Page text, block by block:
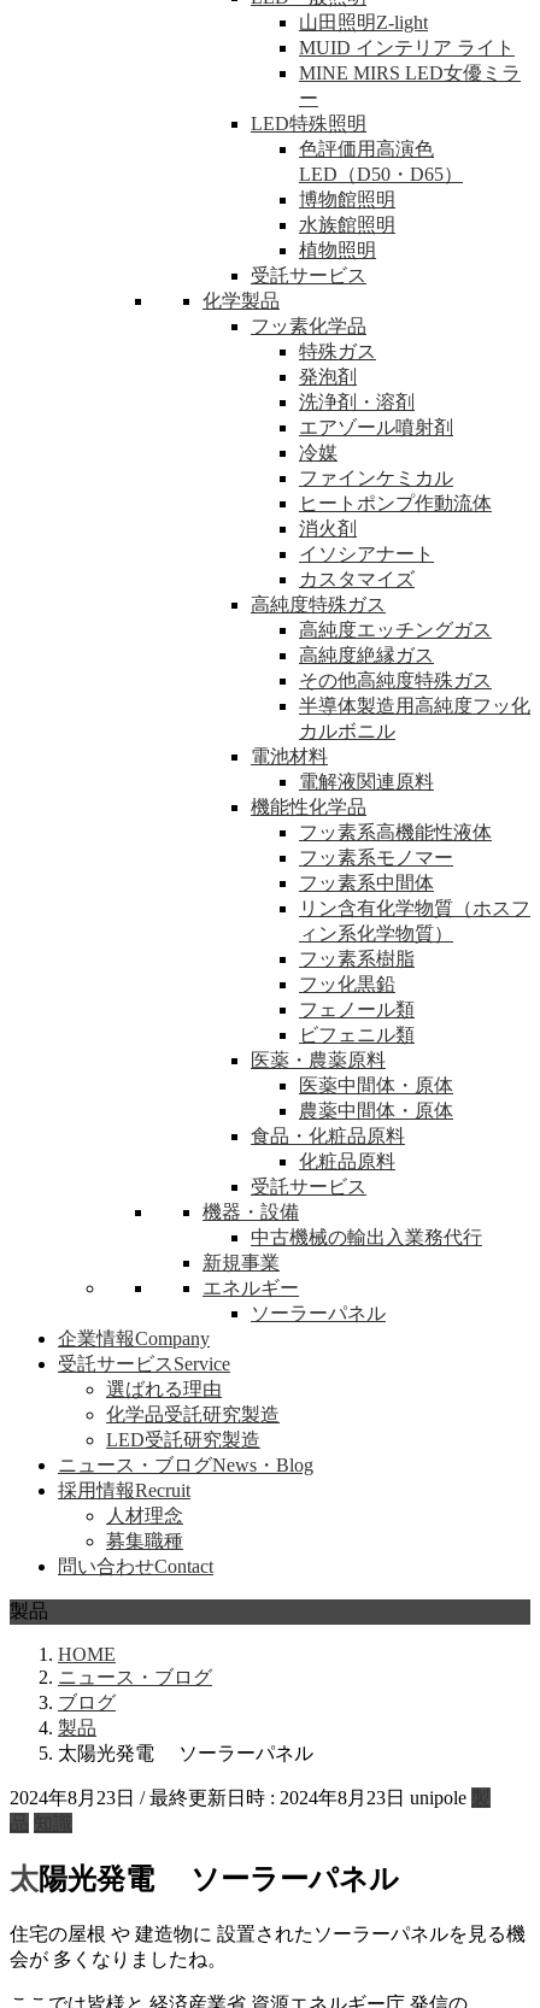
山田照明Z-light
MUID インテリア ライト
MINE MIRS LED女優ミラ
ー
LED特殊照明
色評価用高演色
LED（D50・D65）
博物館照明
水族館照明
植物照明
受託サービス
化学製品
フッ素化学品
特殊ガス
発泡剤
洗浄剤・溶剤
エアゾール噴射剤
冷媒
ファインケミカル
ヒートポンプ作動流体
消火剤
イソシアナート
カスタマイズ
高純度特殊ガス
高純度エッチングガス
高純度絶縁ガス
その他高純度特殊ガス
半導体製造用高純度フッ化
カルボニル
電池材料
電解液関連原料
機能性化学品
フッ素系高機能性液体
フッ素系モノマー
フッ素系中間体
リン含有化学物質（ホスフ
ィン系化学物質）
フッ素系樹脂
フッ化黒鉛
フェノール類
ビフェニル類
医薬・農薬原料
医薬中間体・原体
農薬中間体・原体
食品・化粧品原料
化粧品原料
受託サービス
機器・設備
中古機械の輸出入業務代行
新規事業
エネルギー
ソーラーパネル
企業情報Company
受託サービスService
選ばれる理由
化学品受託研究製造
LED受託研究製造
ニュース・ブログNews・Blog
採用情報Recruit
人材理念
募集職種
問い合わせContact
製品
HOME
ニュース・ブログ
ブログ
製品
太陽光発電 ソーラーパネル
2024年8月23日 / 最終更新日時 : 2024年8月23日 unipole
太陽光発電 ソーラーパネル
住宅の屋根 や 建造物に 設置されたソーラーパネルを見る機
会が 多くなりましたね。